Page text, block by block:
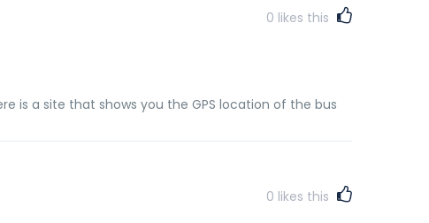
0 likes this
is a site that shows you the GPS location of the bus
0 likes this